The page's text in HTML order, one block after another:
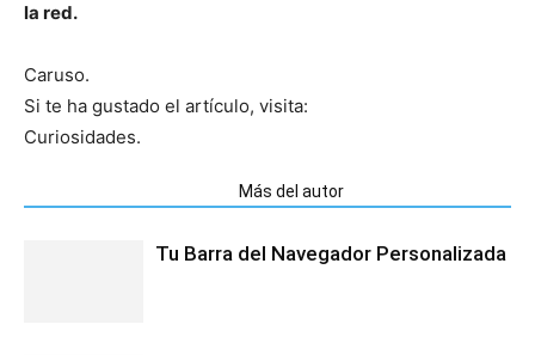
la red.
Caruso.
Si te ha gustado el artículo, visita:
Curiosidades.
Más del autor
Tu Barra del Navegador Personalizada